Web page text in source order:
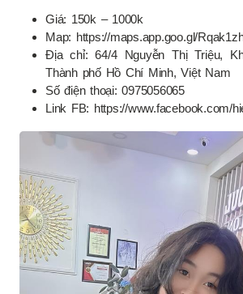
Giá: 150k – 1000k
Map: https://maps.app.goo.gl/
Địa chỉ: 64/4 Nguyễn Thị Triệu,
Thành phố Hồ Chí Minh, Việt Nam
Số điện thoại: 0975056065
Link FB: https://www.facebook.com/